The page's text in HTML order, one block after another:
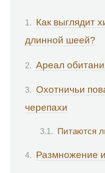
Как выглядит
длинной шеей?
Ареал
Охотничьи
черепахи
Питаются
Размножение